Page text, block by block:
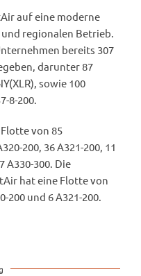
auf eine moderne
regionalen Betrieb.
bereits 307
darunter 87
sowie 100
8-200.
von 85
200, 36 A321-200, 11
A330-300. Die
hat eine Flotte von
200 und 6 A321-200.